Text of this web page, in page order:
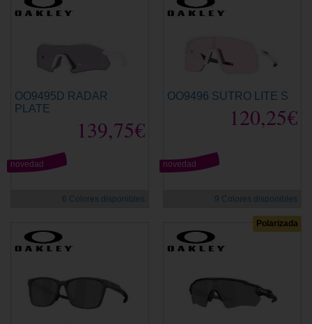
OO9495D RADAR
PLATE
139,75€
novedad
6 Colores disponibles
OO9496 SUTRO LITE S
120,25€
novedad
9 Colores disponibles
Polarizada